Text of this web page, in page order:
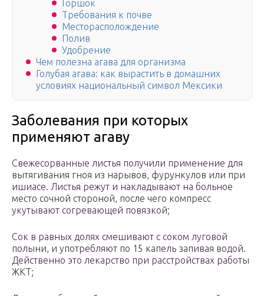
Горшок
Требования к почве
Месторасполождение
Полив
Удобрение
Чем полезна агава для организма
Голубая агава: как вырастить в домашних
условиях национальный символ Мексики
Заболевания при которых
применяют агаву
Свежесорванные листья получили применение для
вытягивания гноя из нарывов, фурункулов или при
ишиасе. Листья режут и накладывают на больное
место сочной стороной, после чего компресс
укутывают согревающей повязкой;
Сок в равных долях смешивают с соком луговой
полыни, и употребляют по 15 капель запивая водой.
Действенно это лекарство при расстройствах работы
ЖКТ;